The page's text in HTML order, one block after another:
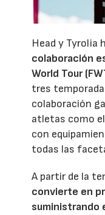
Head y Tyrolia
colaboración
World Tour
tres
colaboración
atletas como
con
todas las
A partir de la
convierte en
suministrando